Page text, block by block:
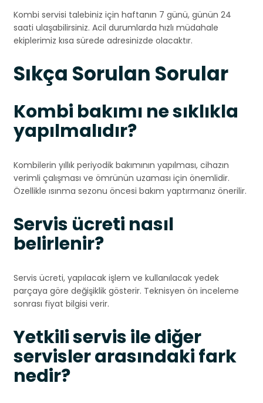
Kombi servisi talebiniz için haftanın 7 günü, günün 24
saati ulaşabilirsiniz. Acil durumlarda hızlı müdahale
ekiplerimiz kısa sürede adresinizde olacaktır.
Sıkça Sorulan Sorular
Kombi bakımı ne sıklıkla
yapılmalıdır?
Kombilerin yıllık periyodik bakımının yapılması, cihazın
verimli çalışması ve ömrünün uzaması için önemlidir.
Özellikle ısınma sezonu öncesi bakım yaptırmanız önerilir.
Servis ücreti nasıl
belirlenir?
Servis ücreti, yapılacak işlem ve kullanılacak yedek
parçaya göre değişiklik gösterir. Teknisyen ön inceleme
sonrası fiyat bilgisi verir.
Yetkili servis ile diğer
servisler arasındaki fark
nedir?